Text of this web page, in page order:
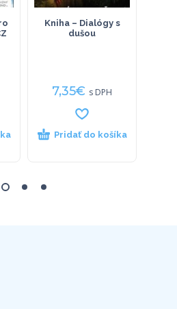
Kniha – Dialógy s
dušou
7,35€ s DPH
Pridať do košíka